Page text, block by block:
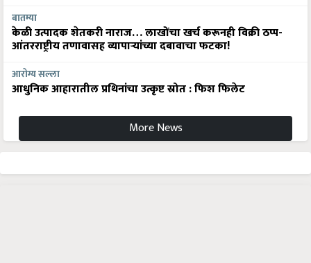
बातम्या
केळी उत्पादक शेतकरी नाराज… लाखोंचा खर्च करूनही विक्री ठप्प-
आंतरराष्ट्रीय तणावासह व्यापाऱ्यांच्या दबावाचा फटका!
आरोग्य सल्ला
आधुनिक आहारातील प्रथिनांचा उत्कृष्ट स्रोत : फिश फिलेट
More News